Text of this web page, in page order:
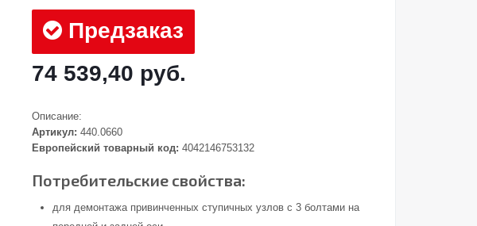
Предзаказ
74 539,40 руб.
Описание:
Артикул: 440.0660
Европейский товарный код: 4042146753132
Потребительские свойства:
для демонтажа привинченных ступичных узлов с 3 болтами на